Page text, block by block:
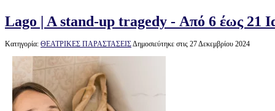
Lago | A stand-up tragedy - Από 6 έως 21
Κατηγορία: ΘΕΑΤΡΙΚΕΣ ΠΑΡΑΣΤΑΣΕΙΣΔημοσιεύτηκε στις 27 Δεκεμβρίου 2024